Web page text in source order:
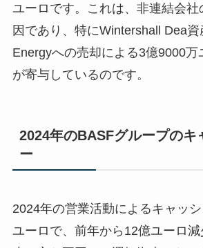
ユーロです。これは、非連結会社
因であり、特にWintershall Dea
Energyへの売却による3億9000万
が寄与しているのです。
2024年のBASFグループのキ
ー
2024年の営業活動によるキャッ
ユーロで、前年から12億ユーロ